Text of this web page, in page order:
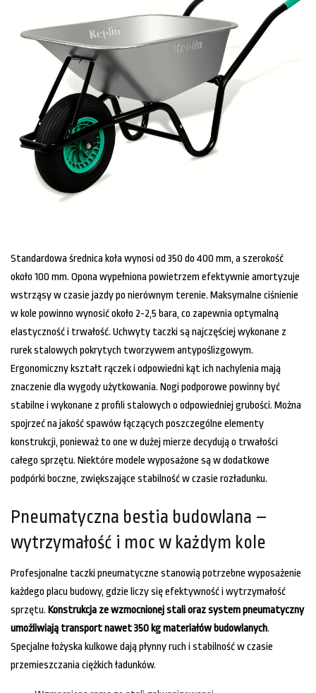
Standardowa średnica koła wynosi od 350 do 400 mm, a szerokość
około 100 mm. Opona wypełniona powietrzem efektywnie amortyzuje
wstrząsy w czasie jazdy po nierównym terenie. Maksymalne ciśnienie
w kole powinno wynosić około 2-2,5 bara, co zapewnia optymalną
elastyczność i trwałość. Uchwyty taczki są najczęściej wykonane z
rurek stalowych pokrytych tworzywem antypoślizgowym.
Ergonomiczny kształt rączek i odpowiedni kąt ich nachylenia mają
znaczenie dla wygody użytkowania. Nogi podporowe powinny być
stabilne i wykonane z profili stalowych o odpowiedniej grubości. Można
spojrzeć na jakość spawów łączących poszczególne elementy
konstrukcji, ponieważ to one w dużej mierze decydują o trwałości
całego sprzętu. Niektóre modele wyposażone są w dodatkowe
podpórki boczne, zwiększające stabilność w czasie rozładunku.
Pneumatyczna bestia budowlana –
wytrzymałość i moc w każdym kole
Profesjonalne taczki pneumatyczne stanowią potrzebne wyposażenie
każdego placu budowy, gdzie liczy się efektywność i wytrzymałość
sprzętu. Konstrukcja ze wzmocnionej stali oraz system pneumatyczny
umożliwiają transport nawet 350 kg materiałów budowlanych.
Specjalne łożyska kulkowe dają płynny ruch i stabilność w czasie
przemieszczania ciężkich ładunków.